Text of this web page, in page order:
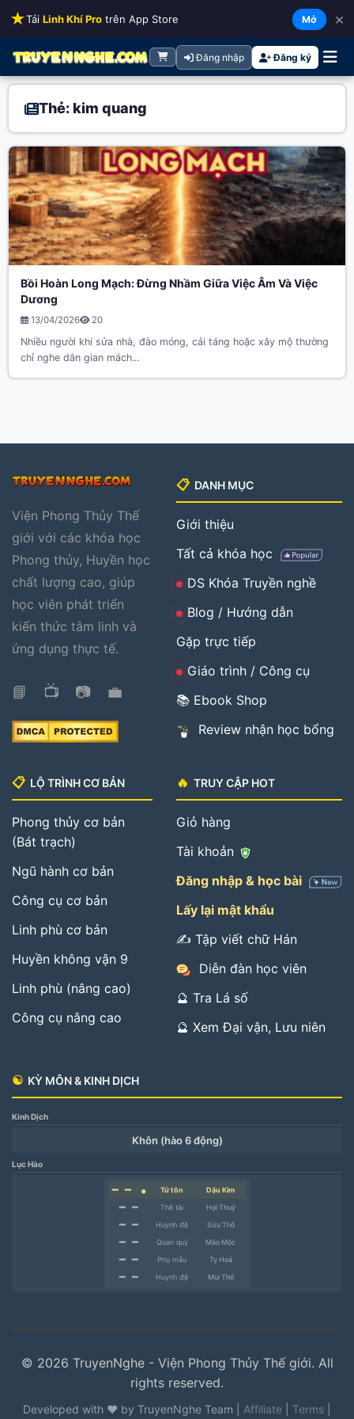
★Tải Linh Khí Pro trên App Store Mở ×
Đăng nhập Đăng ký
Thẻ: kim quang
Bồi Hoàn Long Mạch: Đừng Nhầm Giữa Việc Âm Và Việc
Dương
13/04/2026 20
Nhiều người khi sửa nhà, đào móng, cải táng hoặc xây mộ thường
chỉ nghe dân gian mách...
Viện Phong Thủy Thế
giới với các khóa học
Phong thủy, Huyền học
chất lượng cao, giúp
học viên phát triển
kiến thức tâm linh và
ứng dụng thực tế.
📘 📺 📷 💼
📋 DANH MỤC
Giới thiệu
Tất cả khóa học
DS Khóa Truyền nghề
Blog / Hướng dẫn
Gặp trực tiếp
Giáo trình / Công cụ
📚 Ebook Shop
Review nhận học bổng
📋 LỘ TRÌNH CƠ BẢN
Phong thủy cơ bản
(Bát trạch)
Ngũ hành cơ bản
Công cụ cơ bản
Linh phù cơ bản
Huyền không vận 9
Linh phù (nâng cao)
Công cụ nâng cao
🔥 TRUY CẬP HOT
Giỏ hàng
Tài khoản
Đăng nhập & học bài
Lấy lại mật khẩu
✍️ Tập viết chữ Hán
Diễn đàn học viên
🔮 Tra Lá số
🔮 Xem Đại vận, Lưu niên
☯ KỲ MÔN & KINH DỊCH
Kinh Dịch
Khôn (hào 6 động)
Lục Hào
━ ━ ● Tử tôn Dậu Kim
━ ━ Thê tài Hợi Thuỷ
━ ━ Huynh đệ Sửu Thổ
━ ━ Quan quỷ Mão Mộc
━ ━ Phụ mẫu Tỵ Hoả
━ ━ Huynh đệ Mùi Thổ
© 2026 TruyenNghe - Viện Phong Thủy Thế giới. All
rights reserved.
Developed with ❤️ by TruyenNghe Team | Affiliate Terms